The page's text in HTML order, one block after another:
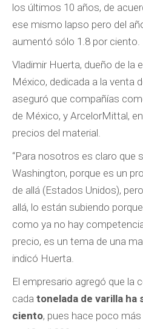
los últimos 10 años, de
ese mismo lapso pero del
aumentó sólo 1.8 por ciento.
Vladimir Huerta, dueño de la
México, dedicada a la venta
aseguró que compañías
de México, y ArcelorMittal,
precios del material.
“Para nosotros es claro que
Washington, porque es un
de allá (Estados Unidos),
allá, lo están subiendo
como ya no hay
precio, es un tema de una
indicó Huerta.
El empresario agregó que la
cada tonelada de varilla ha
ciento, pues hace poco